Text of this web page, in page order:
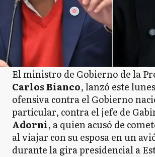
El ministro de Gobierno de la
Carlos Bianco, lanzó este
ofensiva contra el Gobierno
particular, contra el jefe de
Adorni, a quien acusó de
al viajar con su esposa en un
durante la gira presidencial a